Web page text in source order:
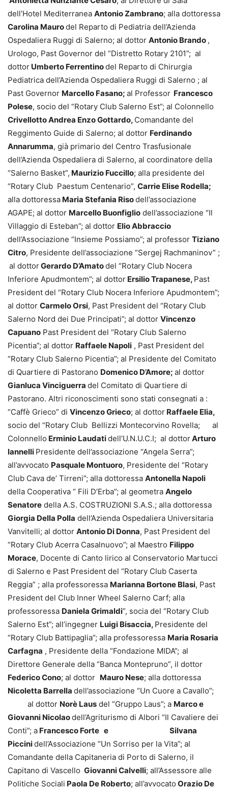
dell’Hotel Mediterranea Antonio Zambrano; alla dottoressa
Carolina Maurodel Reparto di Pediatria dell’Azienda
Ospedaliera Ruggi di Salerno; al dottor Antonio Brando ,
Urologo, Past Governor del “Distretto Rotary 2101”; al
dottor Umberto Ferrentinodel Reparto di Chirurgia
Pediatrica dell’Azienda Ospedaliera Ruggi di Salerno ; al
Past Governor Marcello Fasano; al Professor Francesco
Polese, socio del “Rotary Club Salerno Est”; al Colonnello
Crivellotto Andrea Enzo Gottardo, Comandante del
Reggimento Guide di Salerno; al dottor Ferdinando
Annarumma, già primario del Centro Trasfusionale
dell’Azienda Ospedaliera di Salerno, al coordinatore della
“Salerno Basket”, Maurizio Fuccillo; alla presidente del
“Rotary Club Paestum Centenario”, Carrie Elise Rodella;
alla dottoressa Maria Stefania Risodell’associazione
AGAPE; al dottor Marcello Buonfiglio dell’associazione “Il
Villaggio di Esteban”; al dottor Elio Abbraccio
dell’Associazione “Insieme Possiamo”; al professor Tiziano
Citro, Presidente dell’associazione “Sergej Rachmaninov” ;
al dottorGerardo D’Amatodel “Rotary Club Nocera
Inferiore Apudmontem”; al dottor Ersilio Trapanese, Past
President del “Rotary Club Nocera Inferiore Apudmontem”;
al dottor Carmelo Orsi, Past President del “Rotary Club
Salerno Nord dei Due Principati”; al dottor Vincenzo
Capuano Past President del “Rotary Club Salerno
Picentia”; al dottor Raffaele Napoli , Past President del
“Rotary Club Salerno Picentia”; al Presidente del Comitato
di Quartiere di Pastorano Domenico D’Amore; al dottor
Gianluca Vinciguerra del Comitato di Quartiere di
Pastorano. Altri riconoscimenti sono stati consegnati a :
“Caffè Grieco” di Vincenzo Grieco; al dottor Raffaele Elia,
socio del “Rotary Club Bellizzi Montecorvino Rovella;
al
Colonnello Erminio Laudatidell’U.N.U.C.I; al dottorArturo
Iannelli Presidente dell’associazione “Angela Serra”;
all’avvocato Pasquale Montuoro, Presidente del “Rotary
Club Cava de’ Tirreni”; alla dottoressa Antonella Napoli
della Cooperativa “ Fili D’Erba”; al geometra Angelo
Senatore della A.S. COSTRUZIONI S.A.S.; alla dottoressa
Giorgia Della Polla dell’Azienda Ospedaliera Universitaria
Vanvitelli; al dottor Antonio Di Donna, Past President del
“Rotary Club Acerra Casalnuovo”; al Maestro Filippo
Morace, Docente di Canto lirico al Conservatorio Martucci
di Salerno e Past President del “Rotary Club Caserta
Reggia” ; alla professoressa Marianna Bortone Blasi, Past
President del Club Inner Wheel Salerno Carf; alla
professoressa Daniela Grimaldi”, socia del “Rotary Club
Salerno Est”; all’ingegner Luigi Bisaccia, Presidente del
“Rotary Club Battipaglia”; alla professoressa Maria Rosaria
Carfagna , Presidente della “Fondazione MIDA”; al
Direttore Generale della “Banca Montepruno”, il dottor
Federico Cono; al dottor Mauro Nese; alla dottoressa
Nicoletta Barrella dell’associazione “Un Cuore a Cavallo”;
al dottor Norè Laus del “Gruppo Laus”; a Marco e
Giovanni Nicolaodell’Agriturismo di Albori “Il Cavaliere dei
Conti”; a Francesco Forte e Silvana
Piccinidell’Associazione “Un Sorriso per la Vita”; al
Comandante della Capitaneria di Porto di Salerno, il
Capitano di Vascello Giovanni Calvelli; all’Assessore alle
Politiche Sociali Paola De Roberto; all’avvocato Orazio De